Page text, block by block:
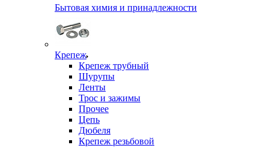
Бытовая химия и принадлежности
Крепеж
Крепеж трубный
Шурупы
Ленты
Трос и зажимы
Прочее
Цепь
Дюбеля
Крепеж резьбовой